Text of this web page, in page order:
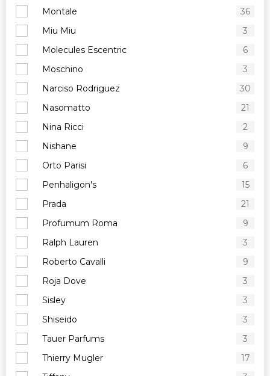
Montale
36
Miu Miu
3
Molecules Escentric
6
Moschino
3
Narciso Rodriguez
30
Nasomatto
21
Nina Ricci
2
Nishane
9
Orto Parisi
6
Penhaligon's
15
Prada
21
Profumum Roma
9
Ralph Lauren
3
Roberto Cavalli
9
Roja Dove
3
Sisley
3
Shiseido
3
Tauer Parfums
3
Thierry Mugler
17